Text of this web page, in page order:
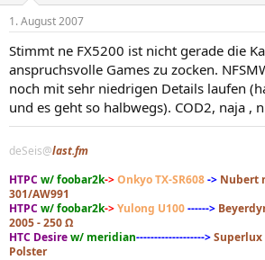
1. August 2007
Stimmt ne FX5200 ist nicht gerade die
anspruchsvolle Games zu zocken.
noch mit sehr niedrigen Details laufen
und es geht so halbwegs). COD2, naja ,
deSeis@last.fm
HTPC w/ foobar2k->Onkyo TX-SR608-> Nubert
301/AW991
HTPC w/ foobar2k->Yulong U100------>
2005 - 250 Ω
HTC Desirew/ meridian------------------->Superlux
Polster